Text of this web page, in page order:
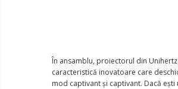
​​În ansamblu, proiectorul din
caracteristică inovatoare care
mod captivant și captivant. Dacă